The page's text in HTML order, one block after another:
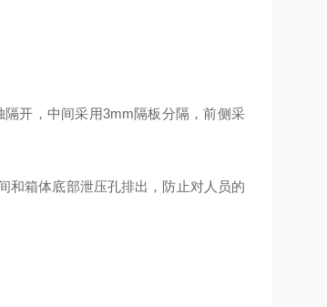
开，中间采用3mm隔板分隔，前侧采
和箱体底部泄压孔排出，防止对人员的